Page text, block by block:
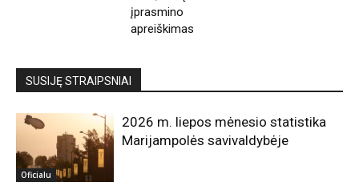
įprasmino
apreiškimas
SUSIJĘ STRAIPSNIAI
Oficialu
2026 m. liepos mėnesio statistika
Marijampolės savivaldybėje